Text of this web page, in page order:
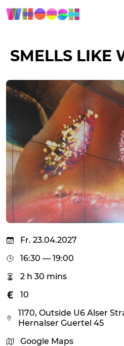
SMELLS LIKE
Fr. 23.04.2027
16:30 — 19:00
2 h 30 mins
10
1170, Outside U6 Alser
Hernalser Guertel 45
Google Maps